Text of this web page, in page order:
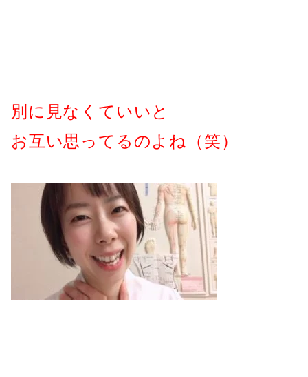
別に見なくていいと
お互い思ってるのよね（笑）